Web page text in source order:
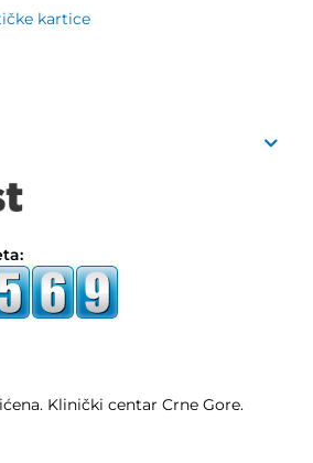
kartice
Klinički centar Crne Gore.